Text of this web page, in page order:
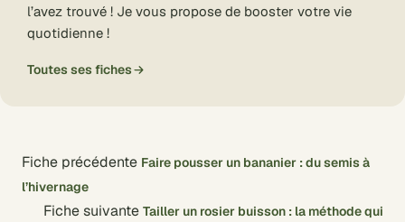
l’avez trouvé ! Je vous propose de booster votre vie
quotidienne !
Toutes ses fiches
Fiche précédente Faire pousser un bananier : du semis à
l’hivernage
Fiche suivante Tailler un rosier buisson : la méthode qui